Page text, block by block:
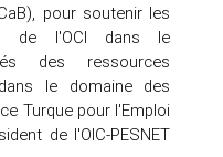
pour soutenir les
de l'OCI dans le
des ressources
le domaine des
Turque pour l'Emploi
de l'OIC-PESNET